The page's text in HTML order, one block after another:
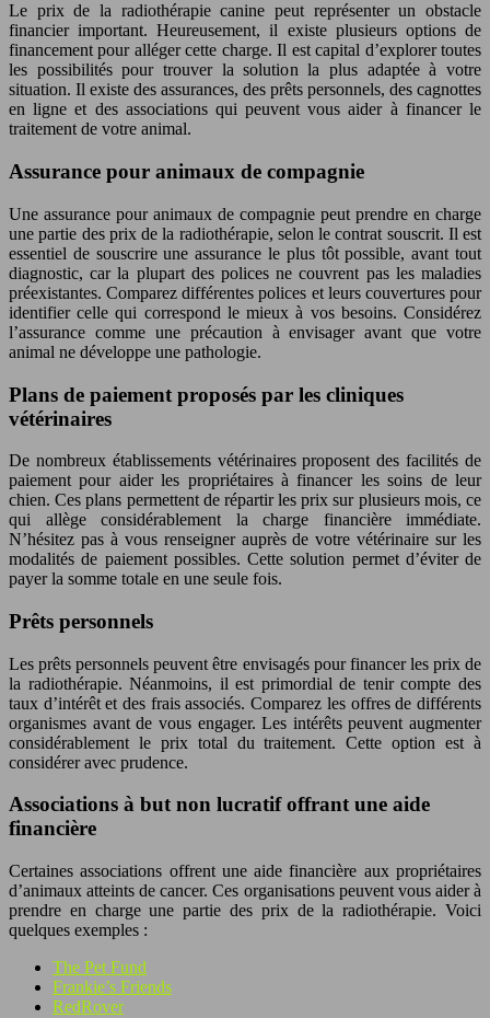
Le prix de la radiothérapie canine peut représenter un obstacle
financier important. Heureusement, il existe plusieurs options de
financement pour alléger cette charge. Il est capital d’explorer toutes
les possibilités pour trouver la solution la plus adaptée à votre
situation. Il existe des assurances, des prêts personnels, des cagnottes
en ligne et des associations qui peuvent vous aider à financer le
traitement de votre animal.
Assurance pour animaux de compagnie
Une assurance pour animaux de compagnie peut prendre en charge
une partie des prix de la radiothérapie, selon le contrat souscrit. Il est
essentiel de souscrire une assurance le plus tôt possible, avant tout
diagnostic, car la plupart des polices ne couvrent pas les maladies
préexistantes. Comparez différentes polices et leurs couvertures pour
identifier celle qui correspond le mieux à vos besoins. Considérez
l’assurance comme une précaution à envisager avant que votre
animal ne développe une pathologie.
Plans de paiement proposés par les cliniques
vétérinaires
De nombreux établissements vétérinaires proposent des facilités de
paiement pour aider les propriétaires à financer les soins de leur
chien. Ces plans permettent de répartir les prix sur plusieurs mois, ce
qui allège considérablement la charge financière immédiate.
N’hésitez pas à vous renseigner auprès de votre vétérinaire sur les
modalités de paiement possibles. Cette solution permet d’éviter de
payer la somme totale en une seule fois.
Prêts personnels
Les prêts personnels peuvent être envisagés pour financer les prix de
la radiothérapie. Néanmoins, il est primordial de tenir compte des
taux d’intérêt et des frais associés. Comparez les offres de différents
organismes avant de vous engager. Les intérêts peuvent augmenter
considérablement le prix total du traitement. Cette option est à
considérer avec prudence.
Associations à but non lucratif offrant une aide
financière
Certaines associations offrent une aide financière aux propriétaires
d’animaux atteints de cancer. Ces organisations peuvent vous aider à
prendre en charge une partie des prix de la radiothérapie. Voici
quelques exemples :
The Pet Fund
Frankie’s Friends
RedRover